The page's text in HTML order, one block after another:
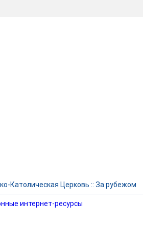
Католическая Церковь :: За рубежом
интернет-ресурсы